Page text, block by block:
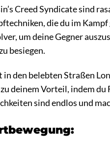
Creed Syndicate sind
die du im
um deine Gegner
besiegen.
in den belebten Straßen
deinem Vorteil, indem
sind endlos und